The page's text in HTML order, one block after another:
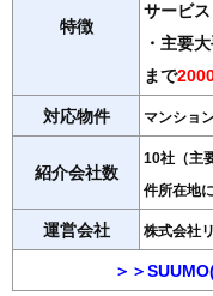
特徴
サービス
・主要
まで
対応物件 マンショ
紹介会社数
10社（主
件所在地
運営会社 株式会社
＞＞